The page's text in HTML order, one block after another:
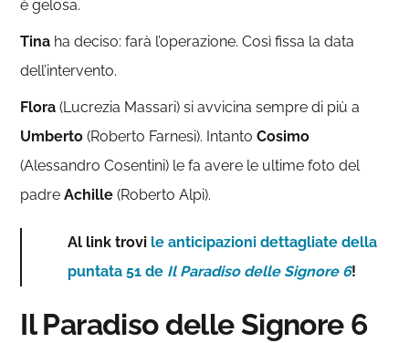
è gelosa.
Tina ha deciso: farà l’operazione. Così fissa la data
dell’intervento.
Flora (Lucrezia Massari) si avvicina sempre di più a
Umberto (Roberto Farnesi). IntantoCosimo
(Alessandro Cosentini) le fa avere le ultime foto del
padreAchille (Roberto Alpi).
Al link trovi le anticipazioni dettagliate della
puntata 51 de Il Paradiso delle Signore 6!
Il Paradiso delle Signore 6